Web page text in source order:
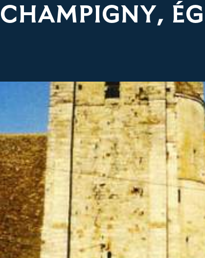
CHAMPIGNY,